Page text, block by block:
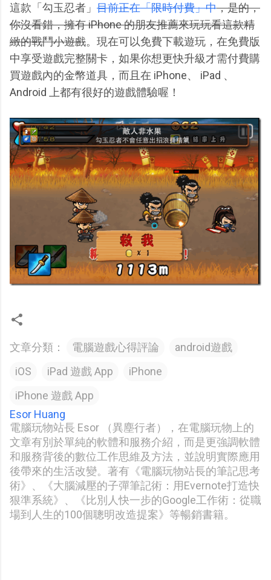
這款「勾玉忍者」 目前正在「限時付費」中，是的，
你沒看錯，擁有 iPhone 的朋友推薦來玩玩看這款精
緻的戰鬥小遊戲。現在可以免費下載遊玩，在免費版
中享受遊戲完整關卡，如果你想更快升級才需付費購
買遊戲內的金幣道具，而且在 iPhone、 iPad 、
Android 上都有很好的遊戲體驗喔！
文章分類： 電腦遊戲心得評論
android遊戲
iOS
iPad 遊戲 App
iPhone
iPhone 遊戲 App
Esor Huang
電腦玩物站長 Esor （異塵行者），在電腦玩物上的
文章有別於單純的軟體和服務介紹，而是更強調軟體
和服務背後的數位工作思維及方法，並說明實際應用
後帶來的生活改變。著有《電腦玩物站長的筆記思考
術》、《大腦減壓的子彈筆記術：用Evernote打造快
狠準系統》、《比別人快一步的Google工作術：從職
場到人生的100個聰明改造提案》等暢銷書籍。